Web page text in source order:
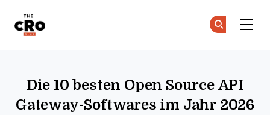
Die 10 besten Open Source API
Gateway-Softwares im Jahr 2026